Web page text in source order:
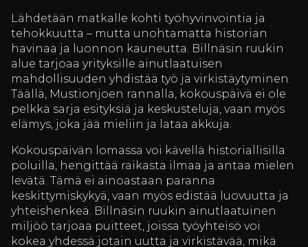
Lähdetään matkalle kohti työhyvinvointia ja
tehokkuutta – mutta unohtamatta historian
havinaa ja luonnon kauneutta. Billnäsin ruukin
alue tarjoaa yrityksille ainutlaatuisen
mahdollisuuden yhdistää työ ja virkistäytyminen.
Täällä, Mustionjoen rannalla, kokouspäivä ei ole
pelkkä sarja esityksiä ja keskusteluja, vaan myös
elämys, joka jää mieliin ja lataa akkuja.
Kokouspäivän lomassa voi kävellä historiallisilla
poluilla, hengittää raikasta ilmaa ja antaa mielen
levätä. Tämä ei ainoastaan paranna
keskittymiskykyä, vaan myös edistää luovuutta ja
yhteishenkeä. Billnäsin ruukin ainutlaatuinen
miljöö tarjoaa puitteet, joissa työyhteisö voi
kokea yhdessä jotain uutta ja virkistävää, mikä